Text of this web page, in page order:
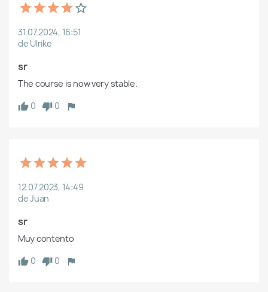
31.07.2024, 16:51
de Ulrike
sr
The course is now very stable.
0
0
12.07.2023, 14:49
de Juan
sr
Muy contento
0
0